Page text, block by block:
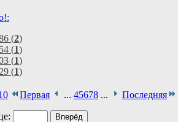
(2)
(1)
(1)
(1)
Первая ... 45678 ... Последняя